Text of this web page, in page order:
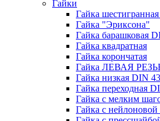
Гайки
Гайка
Гайка "Эриксона"
Гайка барашковая
Гайка квадратная
Гайка корончатая
Гайка ЛЕВАЯ
Гайка низкая DIN
Гайка переходная
Гайка с мелким
Гайка с